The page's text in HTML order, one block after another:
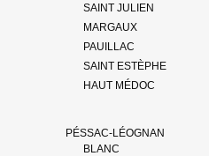
SAINT JULIEN
MARGAUX
PAUILLAC
SAINT ESTÈPHE
HAUT MÉDOC
PÉSSAC-LÉOGNAN
BLANC